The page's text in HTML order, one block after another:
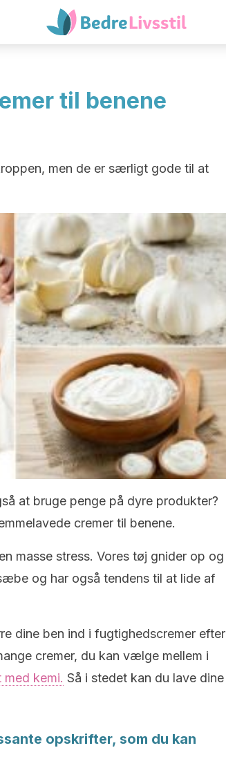
til benene
men de er særligt gode til at
at bruge penge på dyre produkter?
cremer til benene.
masse stress. Vores tøj gnider op og
og har også tendens til at lide af
dine ben ind i fugtighedscremer efter
cremer, du kan vælge mellem i
kemi. Så i stedet kan du lave dine
opskrifter, som du kan